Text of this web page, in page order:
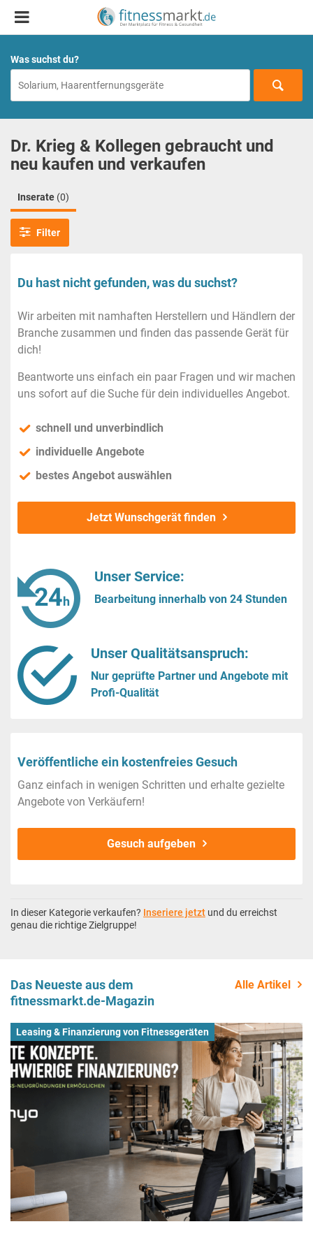
Was suchst du?
Dr. Krieg & Kollegen gebraucht und
neu kaufen und verkaufen
Inserate (0)
Filter
Du hast nicht gefunden, was du suchst?
Wir arbeiten mit namhaften Herstellern und Händlern der
Branche zusammen und finden das passende Gerät für
dich!
Beantworte uns einfach ein paar Fragen und wir machen
uns sofort auf die Suche für dein individuelles Angebot.
schnell und unverbindlich
individuelle Angebote
bestes Angebot auswählen
Jetzt Wunschgerät finden
Unser Service:
Bearbeitung innerhalb von 24 Stunden
Unser Qualitätsanspruch:
Nur geprüfte Partner und Angebote mit
Profi-Qualität
Veröffentliche ein kostenfreies Gesuch
Ganz einfach in wenigen Schritten und erhalte gezielte
Angebote von Verkäufern!
Gesuch aufgeben
In dieser Kategorie verkaufen? Inseriere jetzt und du erreichst
genau die richtige Zielgruppe!
Das Neueste aus dem
fitnessmarkt.de-Magazin
Alle Artikel
Leasing & Finanzierung von Fitnessgeräten